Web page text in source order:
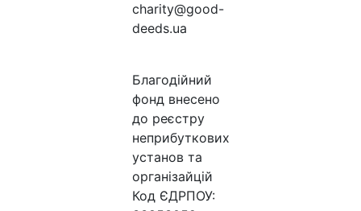
charity@good-
deeds.ua
Благодійний
фонд внесено
до реєстру
неприбуткових
установ та
організайцій
Код ЄДРПОУ: